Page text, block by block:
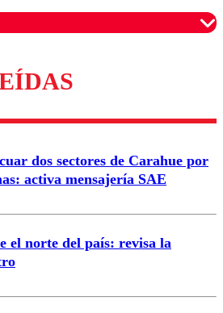
moderados para garantizar un
respetuoso.
dos sectores de Carahue por
activa mensajería SAE
el norte del país: revisa la